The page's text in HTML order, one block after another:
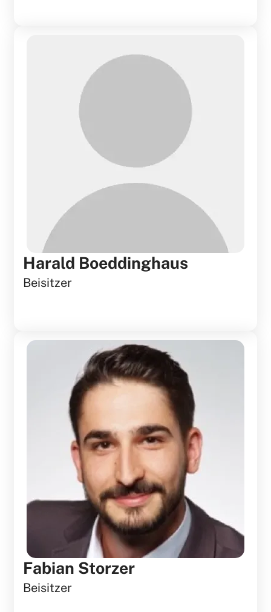
Harald Boeddinghaus
Beisitzer
Fabian Storzer
Beisitzer